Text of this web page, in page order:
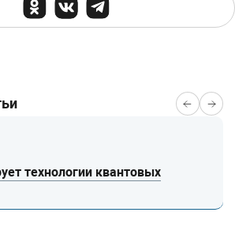
технологии квантовых